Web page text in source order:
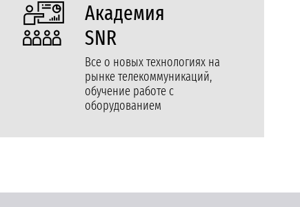
Академия
SNR
Все о новых технологиях на
рынке телекоммуникаций,
обучение работе с
оборудованием